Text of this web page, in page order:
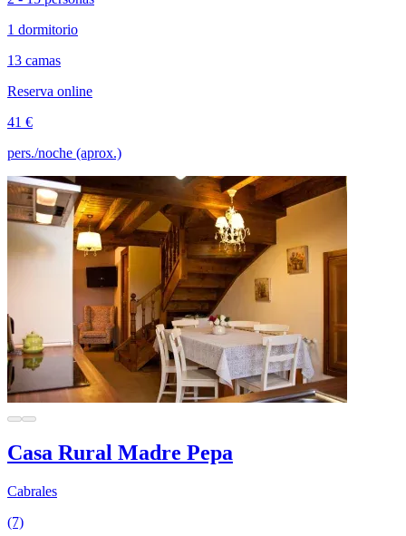
1 dormitorio
13 camas
Reserva online
41 €
pers./noche (aprox.)
Casa Rural Madre Pepa
Cabrales
(7)